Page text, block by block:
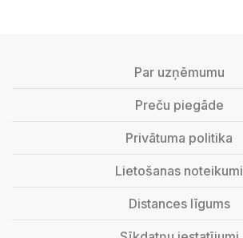
Par uzņēmumu
Preču piegāde
Privātuma politika
Lietošanas noteikumi
Distances līgums